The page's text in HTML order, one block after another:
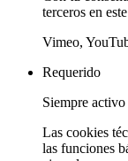
terceros en
Vimeo,
Requerido
Siempre activo
Las cookies
las funciones